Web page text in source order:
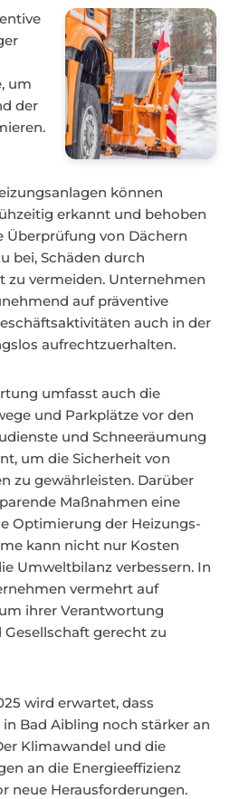
um
der
können
erkannt und behoben
Überprüfung von Dächern
bei, Schäden durch
zu vermeiden. Unternehmen
auf präventive
auch in der
aufrechtzuerhalten.
umfasst auch die
und Parkplätze vor den
und Schneeräumung
um die Sicherheit von
zu gewährleisten. Darüber
Maßnahmen eine
Optimierung der Heizungs-
kann nicht nur Kosten
Umweltbilanz verbessern. In
vermehrt auf
ihrer Verantwortung
gerecht zu
wird erwartet, dass
Bad Aibling noch stärker an
Klimawandel und die
an die Energieeffizienz
neue Herausforderungen.